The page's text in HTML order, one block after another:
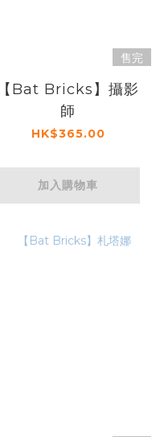
售完
【Bat Bricks】攝影
師
HK$365.00
加入購物車